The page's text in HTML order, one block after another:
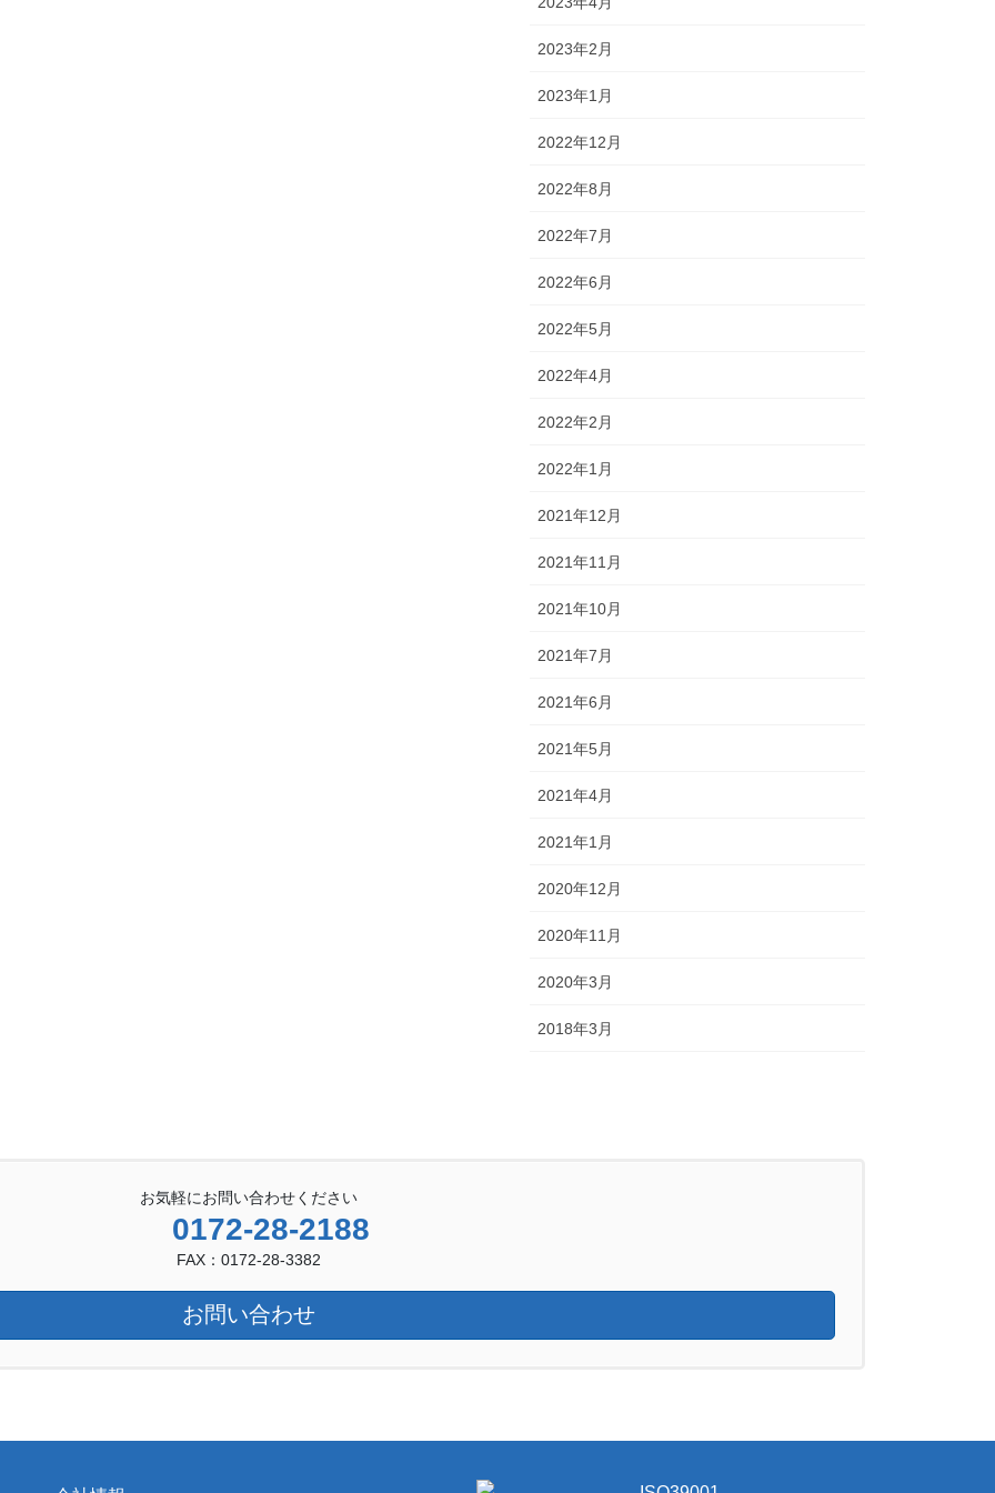
2023年2月
2023年1月
2022年12月
2022年8月
2022年7月
2022年6月
2022年5月
2022年4月
2022年2月
2022年1月
2021年12月
2021年11月
2021年10月
2021年7月
2021年6月
2021年5月
2021年4月
2021年1月
2020年12月
2020年11月
2020年3月
2018年3月
お気軽にお問い合わせください
0172-28-2188
FAX：0172-28-3382
お問い合わせ